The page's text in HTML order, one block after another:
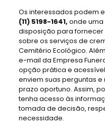
Os interessados podem
(11) 5198-1641, onde
disposição para
sobre os serviços de
Cemitério Ecológico.
e-mail da Empresa
opção prática e
enviem suas perguntas
prazo oportuno. Assim,
tenha acesso às
tomada de decisão,
necessidade.